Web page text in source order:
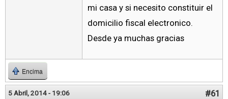
mi casa y si necesito constituir el
domicilio fiscal electronico.
Desde ya muchas gracias
Encima
5 Abril, 2014 - 19:06 #61